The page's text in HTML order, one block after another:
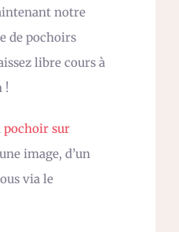
notre
de pochoirs
libre cours à
!
pochoir sur
image, d’un
via le